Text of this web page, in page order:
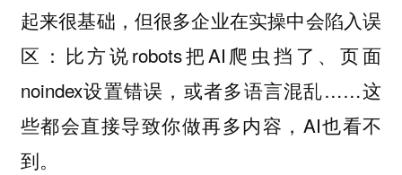
起来很基础，但很多企业在实操中会陷入误
区：比方说robots把AI爬虫挡了、页面
noindex设置错误，或者多语言混乱……这
些都会直接导致你做再多内容，AI也看不
到。